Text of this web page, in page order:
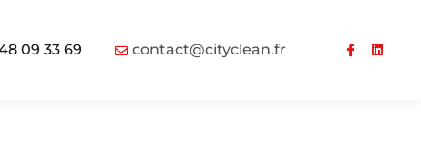
09 33 69 contact@cityclean.fr